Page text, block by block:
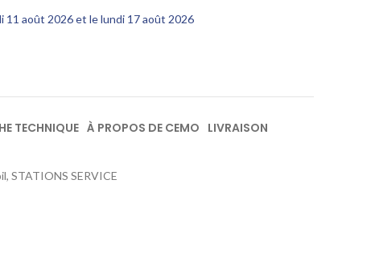
11 août 2026 et le lundi 17 août 2026
TECHNIQUE À PROPOS DE CEMO LIVRAISON
STATIONS SERVICE